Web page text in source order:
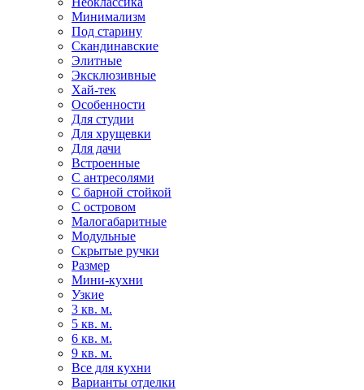
Минимализм
Под старину
Скандинавские
Элитные
Эксклюзивные
Хай-тек
Особенности
Для студии
Для хрущевки
Для дачи
Встроенные
С антресолями
С барной стойкой
С островом
Малогабаритные
Модульные
Скрытые ручки
Размер
Мини-кухни
Узкие
3 кв. м.
5 кв. м.
6 кв. м.
9 кв. м.
Все для кухни
Варианты отделки